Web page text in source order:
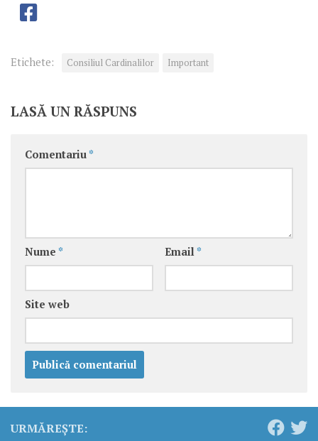
Etichete: Consiliul Cardinalilor Important
LASĂ UN RĂSPUNS
Comentariu *
Nume * Email *
Site web
URMĂREȘTE: